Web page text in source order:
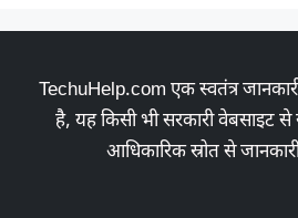
TechuHelp.com एक स्वतंत्र
है, यह किसी भी सरकारी वेबसाइट
आधिकारिक स्रोत से